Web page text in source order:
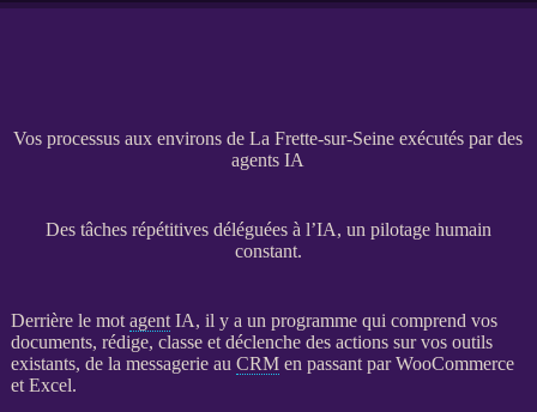
Vos processus aux environs de La Frette-sur-Seine exécutés par des
agents IA
Des tâches répétitives déléguées à l’IA, un pilotage humain
constant.
Derrière le mot agent IA, il y a un programme qui comprend vos
documents, rédige, classe et déclenche des actions sur vos outils
existants, de la messagerie au CRMen passant parWooCommerce
et Excel.